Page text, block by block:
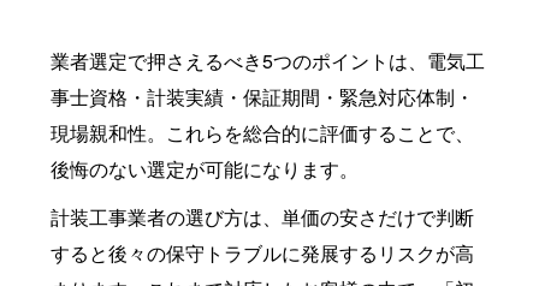
業者選定で押さえるべき5つのポイントは、電気工
事士資格・計装実績・保証期間・緊急対応体制・
現場親和性。これらを総合的に評価することで、
後悔のない選定が可能になります。
計装工事業者の選び方は、単価の安さだけで判断
すると後々の保守トラブルに発展するリスクが高